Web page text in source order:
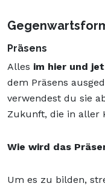
Präsens
Alles im hier und
dem Präsens
verwendest du sie
Zukunft, die in aller
Wie wird das
Um es zu bilden,